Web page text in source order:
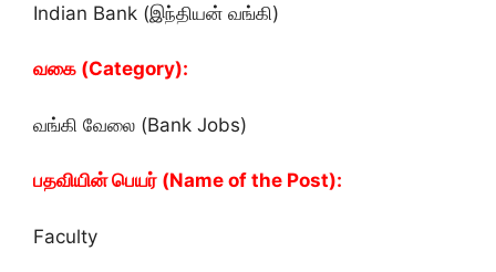
Indian Bank (இந்தியன் வங்கி)
வகை (Category):
வங்கி வேலை (Bank Jobs)
பதவியின் பெயர் (Name of the Post):
Faculty